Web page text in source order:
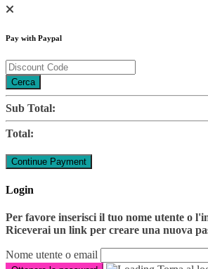
Pay with Paypal
Cerca
Sub Total:
Total:
Login
Per favore inserisci il tuo nome utente o
Riceverai un link per creare una nuova
Nome utente o email